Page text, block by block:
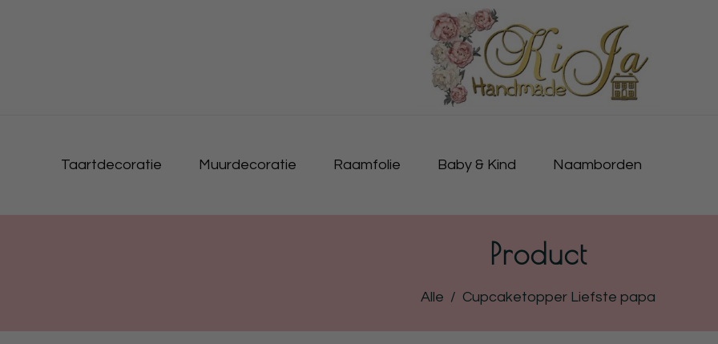
Taartdecoratie Muurdecoratie Raamfolie Baby & Kind Naamborden
Product
Alle / Cupcaketopper Liefste papa